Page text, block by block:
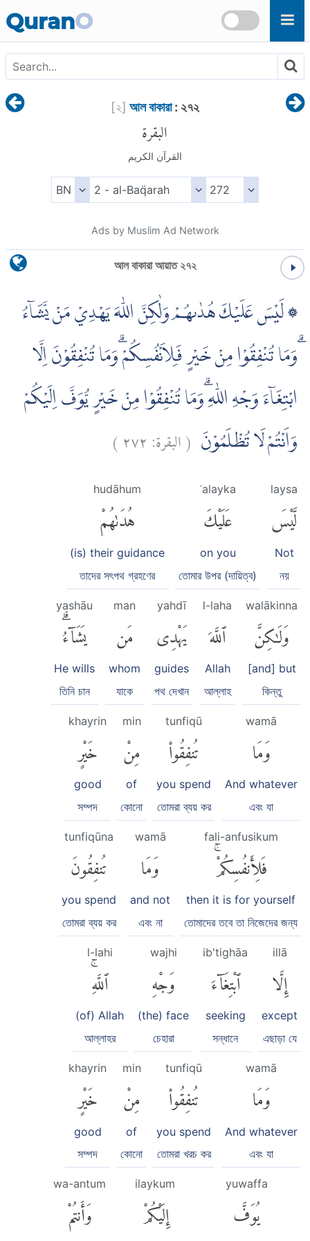
QuranO
[২] আল বাকারা: ২৭২
البقرة
القرآن الكريم
Ads by Muslim Ad Network
আল বাকারা আয়াত ২৭২
۞ لَيْسَ عَلَيْكَ هُدٰىهُمْ وَلٰكِنَّ اللّٰهَ يَهْدِيْ مَنْ يَّشَاۤءُ
ۗوَمَا تُنْفِقُوْا مِنْ خَيْرٍ فَلِاَنْفُسِكُمْ ۗوَمَا تُنْفِقُوْنَ اِلَّا
ابْتِغَاۤءَ وَجْهِ اللّٰهِ ۗوَمَا تُنْفِقُوْا مِنْ خَيْرٍ يُّوَفَّ اِلَيْكُمْ
وَاَنْتُمْ لَا تُظْلَمُوْنَ (البقرة:٢٧٢)
laysa
لَّيْسَ
Not
নয়
ʿalayka
عَلَيْكَ
on you
তোমার উপর (দায়িত্ব)
hudāhum
هُدَىٰهُمْ
(is) their guidance
তাদের সৎপথ গ্রহণের
walākinna
وَلَٰكِنَّ
[and] but
কিন্তু
l-laha
ٱللَّهَ
Allah
আল্লাহ
yahdī
يَهْدِى
guides
পথ দেখান
man
مَن
whom
যাকে
yashāu
يَشَآءُۗ
He wills
তিনি চান
wamā
وَمَا
And whatever
এবং যা
tunfiqū
تُنفِقُوا۟
you spend
তোমরা ব্যয় কর
min
مِنْ
of
কোনো
khayrin
خَيْرٍ
good
সম্পদ
fali-anfusikum
فَلِأَنفُسِكُمْۚ
then it is for yourself
তোমাদের তবে তা নিজেদের জন্য
wamā
وَمَا
and not
এবং না
tunfiqūna
تُنفِقُونَ
you spend
তোমরা ব্যয় কর
illā
إِلَّا
except
এছাড়া যে
ib'tighāa
ٱبْتِغَآءَ
seeking
সন্ধানে
wajhi
وَجْهِ
(the) face
চেহারা
l-lahi
ٱللَّهِۚ
(of) Allah
আল্লাহর
wamā
وَمَا
And whatever
এবং যা
tunfiqū
تُنفِقُوا۟
you spend
তোমরা খরচ কর
min
مِنْ
of
কোনো
khayrin
خَيْرٍ
good
সম্পদ
yuwaffa
يُوَفَّ
ilaykum
إِلَيْكُمْ
wa-antum
وَأَنتُمْ